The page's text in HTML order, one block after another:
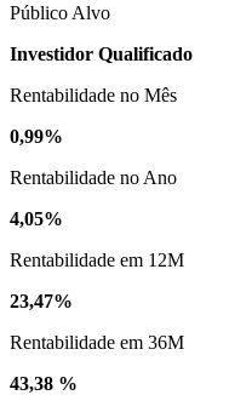
Público Alvo
Investidor Qualificado
Rentabilidade no Mês
0,99%
Rentabilidade no Ano
4,05%
Rentabilidade em 12M
23,47%
Rentabilidade em 36M
43,38 %